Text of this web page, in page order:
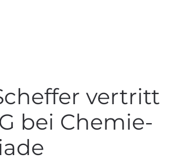
vertritt
bei Chemie-